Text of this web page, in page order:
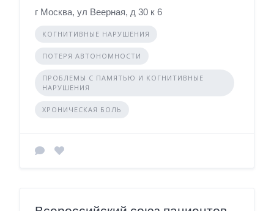
г Москва, ул Веерная, д 30 к 6
КОГНИТИВНЫЕ НАРУШЕНИЯ
ПОТЕРЯ АВТОНОМНОСТИ
ПРОБЛЕМЫ С ПАМЯТЬЮ И КОГНИТИВНЫЕ
НАРУШЕНИЯ
ХРОНИЧЕСКАЯ БОЛЬ